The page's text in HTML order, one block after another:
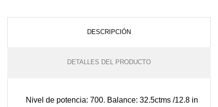
DESCRIPCIÓN
DETALLES DEL PRODUCTO
Nivel de potencia: 700. Balance: 32.5ctms /12.8 in